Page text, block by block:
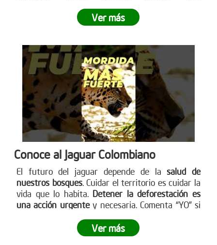
Ver más
Conoce al Jaguar Colombiano
El futuro del jaguar depende de lasalud de
nuestros bosques. Cuidar el territorio es cuidar la
vida que lo habita.Detener la deforestación es
una acción urgentey necesaria. Comenta “YO” si
www.reddearboles.orgVer más